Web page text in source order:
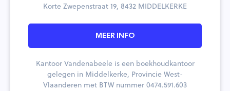
Korte Zwepenstraat 19, 8432 MIDDELKERKE
MEER INFO
Kantoor Vandenabeele is een boekhoudkantoor
gelegen in Middelkerke, Provincie West-
Vlaanderen met BTW nummer 0474.591.603